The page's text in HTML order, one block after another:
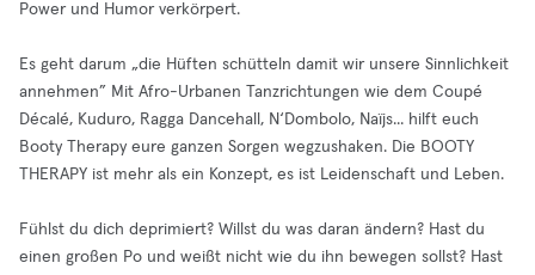
Power und Humor verkörpert.
Es geht darum „die Hüften schütteln damit wir unsere Sinnlichkeit
annehmen” Mit Afro-Urbanen Tanzrichtungen wie dem Coupé
Décalé, Kuduro, Ragga Dancehall, N‘Dombolo, Naïjs... hilft euch
Booty Therapy eure ganzen Sorgen wegzushaken. Die BOOTY
THERAPY ist mehr als ein Konzept, es ist Leidenschaft und Leben.
Fühlst du dich deprimiert? Willst du was daran ändern? Hast du
einen großen Po und weißt nicht wie du ihn bewegen sollst? Hast